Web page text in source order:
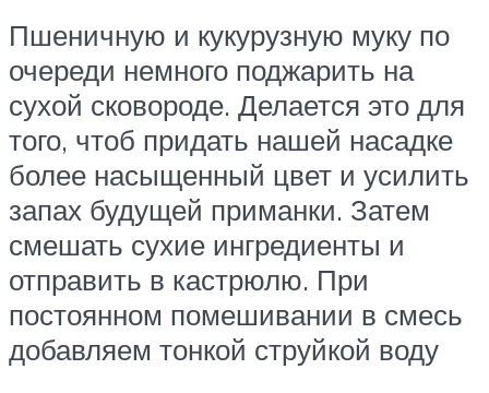
Пшеничную и кукурузную муку по
очереди немного поджарить на
сухой сковороде. Делается это для
того, чтоб придать нашей насадке
более насыщенный цвет и усилить
запах будущей приманки. Затем
смешать сухие ингредиенты и
отправить в кастрюлю. При
постоянном помешивании в смесь
добавляем тонкой струйкой воду